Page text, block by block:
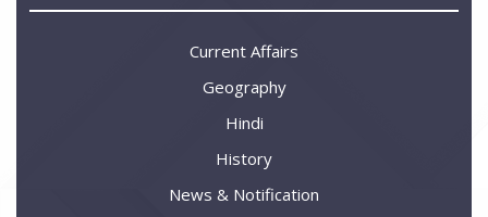
Current Affairs
Geography
Hindi
History
News & Notification